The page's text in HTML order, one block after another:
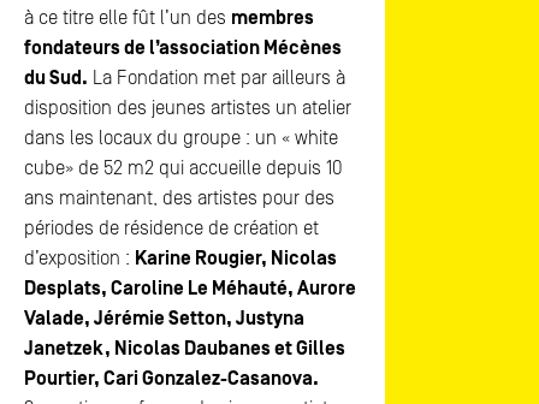
à ce titre elle fût l’un des membres
fondateurs de l’association Mécènes
du Sud. La Fondation met par ailleurs à
disposition des jeunes artistes un atelier
dans les locaux du groupe : un « white
cube» de 52 m2 qui accueille depuis 10
ans maintenant, des artistes pour des
périodes de résidence de création et
d’exposition : Karine Rougier, Nicolas
Desplats, Caroline Le Méhauté, Aurore
Valade, Jérémie Setton, Justyna
Janetzek, Nicolas Daubanes et Gilles
Pourtier, Cari Gonzalez-Casanova.